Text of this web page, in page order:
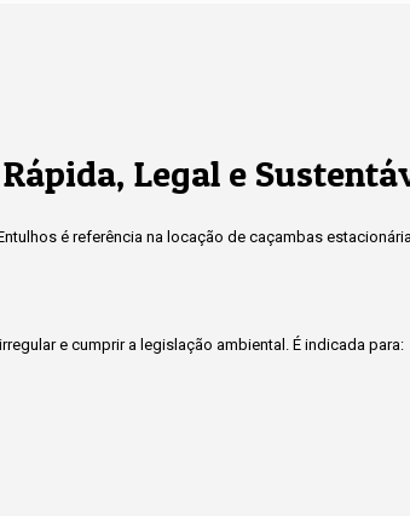
Legal e
é referência na locação de caçambas
e cumprir a legislação ambiental. É indicada para: